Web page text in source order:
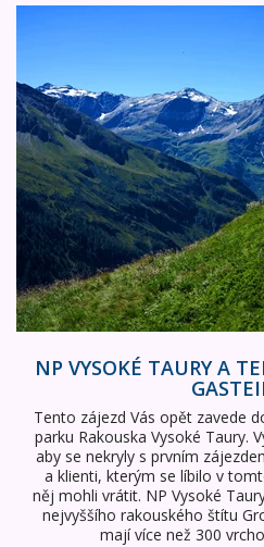
NP Vysoké Taury a termální
NP VYSOKÉ TAURY A
Tento zájezd Vás opět zavede
parku Rakouska Vysoké Taury.
aby se nekryly s prvním
a klienti, kterým se líbilo v
něj mohli vrátit. NP Vysoké
nejvyššího rakouského štítu
mají více než 300